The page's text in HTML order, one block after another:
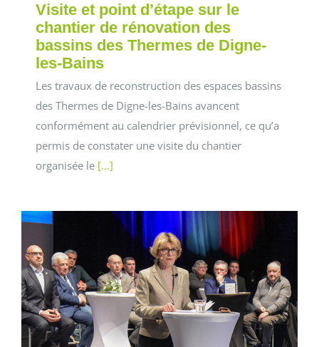
Visite et point d’étape sur le
chantier de rénovation des
bassins des Thermes de Digne-
les-Bains
Les travaux de reconstruction des espaces bassins
des Thermes de Digne-les-Bains avancent
conformément au calendrier prévisionnel, ce qu’a
permis de constater une visite du chantier
organisée le [...]